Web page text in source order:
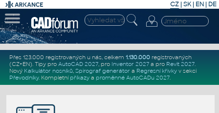
CZ | SK| EN | DE
Přes 123.000 registrovaných u nás, celkem 1.130.000registrovaných
(CZ+EN). Tipy pro AutoCAD 2027, pro Inventor 2027a pro Revit 2027.
Nový Kalkulátor nosníků, Spirograf generátor a Regresní křivkyv sekci
Převodníky. Kompletní příkazya proměnné AutoCADu 2027.